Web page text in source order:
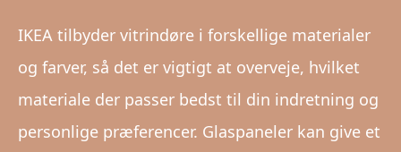
IKEA tilbyder vitrindøre i forskellige materialer
og farver, så det er vigtigt at overveje, hvilket
materiale der passer bedst til din indretning og
personlige præferencer. Glaspaneler kan give et